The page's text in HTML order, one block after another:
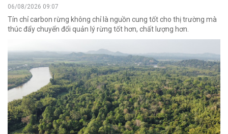
06/08/2026 09:07
Tín chỉ carbon rừng không chỉ là nguồn cung tốt cho thị trường mà
thúc đẩy chuyển đổi quản lý rừng tốt hơn, chất lượng hơn.